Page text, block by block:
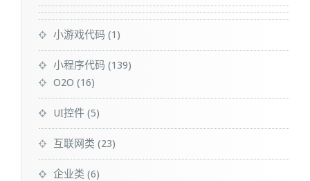
小游戏代码 (1)
小程序代码 (139)
O2O (16)
UI控件 (5)
互联网类 (23)
企业类 (6)